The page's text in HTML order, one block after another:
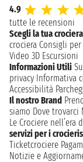
4.9
tutte le recensioni
Scegli la tua crociera
crociera Consigli
Video 3D Escursioni
Informazioni Utili
privacy Informativa
Accessibilità
Il nostro Brand
siamo Dove trovarci
Le Crociere nell’era
servizi per i
Ticketcrociere
Notizie e